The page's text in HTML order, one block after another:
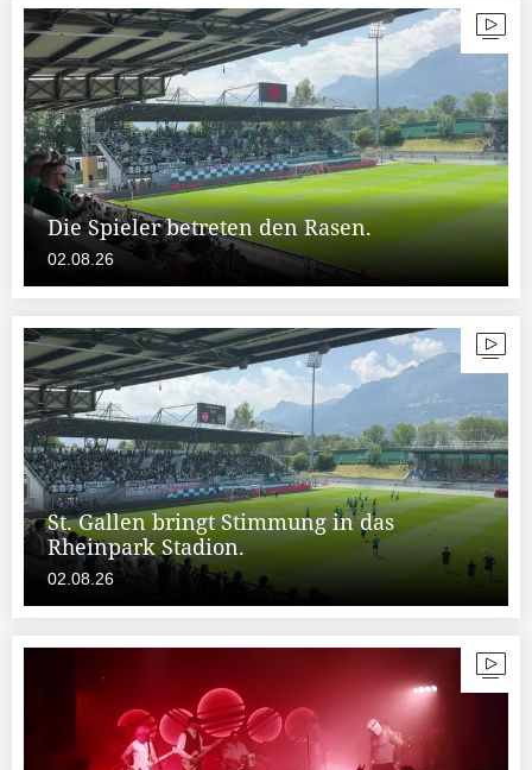
Die Spieler betreten den Rasen.
02.08.26
St. Gallen bringt Stimmung in das
Rheinpark Stadion.
02.08.26